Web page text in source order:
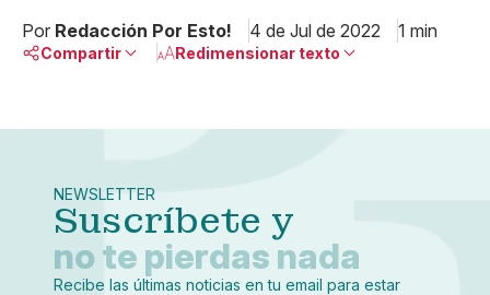
Por Redacción Por Esto! 4 de Jul de 2022 1 min
Compartir
Copiar enlace
Redimensionar texto
NEWSLETTER
Suscríbete y
no te pierdas nada
Recibe las últimas noticias en tu email para estar